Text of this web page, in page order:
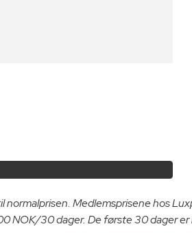
Medlemsprisene hos
NOK/30 dager. De første 30 dager